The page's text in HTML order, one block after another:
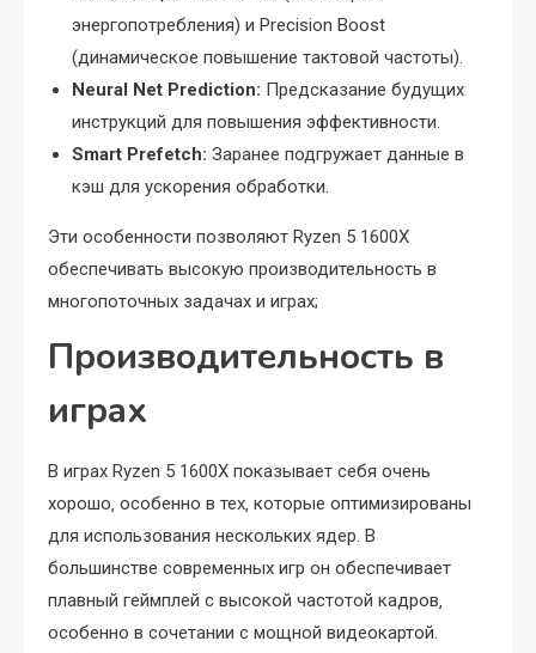
энергопотребления) и Precision Boost
(динамическое повышение тактовой частоты).
Neural Net Prediction: Предсказание будущих
инструкций для повышения эффективности.
Smart Prefetch: Заранее подгружает данные в
кэш для ускорения обработки.
Эти особенности позволяют Ryzen 5 1600X
обеспечивать высокую производительность в
многопоточных задачах и играх;
Производительность в
играх
В играх Ryzen 5 1600X показывает себя очень
хорошо‚ особенно в тех‚ которые оптимизированы
для использования нескольких ядер. В
большинстве современных игр он обеспечивает
плавный геймплей с высокой частотой кадров‚
особенно в сочетании с мощной видеокартой.